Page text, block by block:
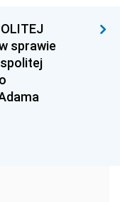
1994
1991
1985
sprawie